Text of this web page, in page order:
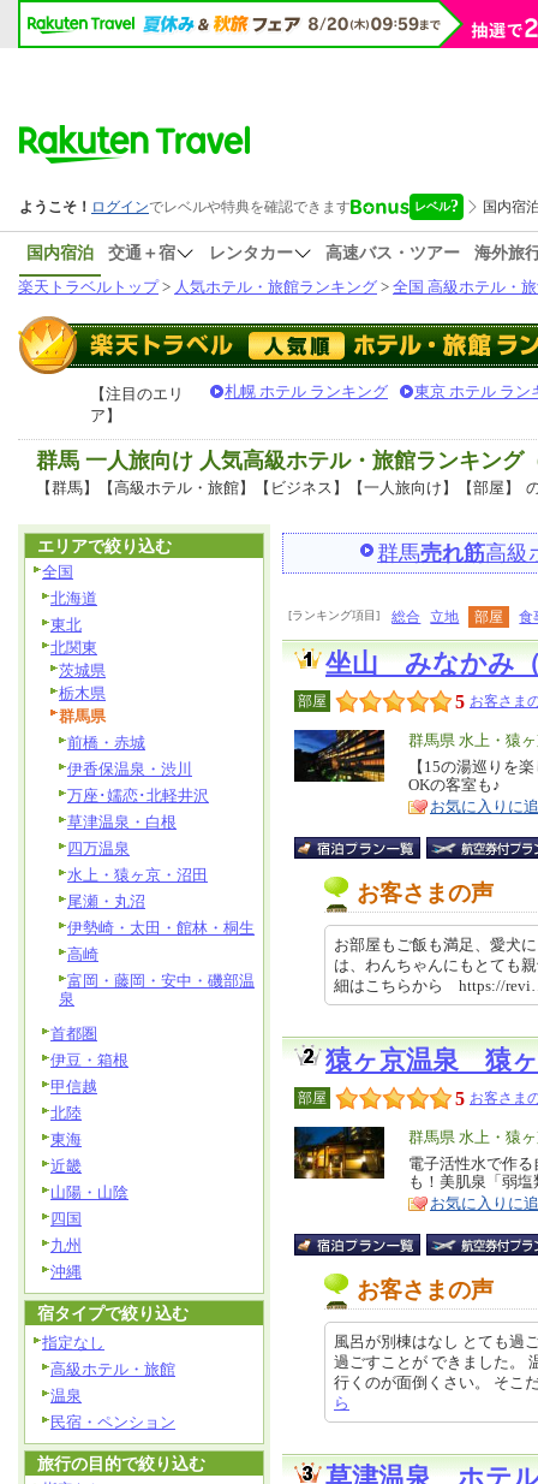
国内宿泊 交通＋宿 レンタカー 高速バス・ツアー
海外旅
楽天トラベルトップ> 人気ホテル・旅館ランキング > 全国 高級ホテル・
【注目のエリ
ア】
札幌 ホテル ランキング 東京 ホテル ラン
群馬 一人旅向け 人気高級ホテル・旅館ランキング
【群馬】【高級ホテル・旅館】【ビジネス】【一人旅向け】【部屋】
群馬売れ筋高級
[ランキング項目] 総合 立地 部屋 食
坐山 みなかみ
部屋 5 お客さま
エ
リ
ア
群馬県 水上・猿
特
徴
【15の湯巡りを
OKの客室も♪
お気に入りに
お客さまの声
お部屋もご飯も満足、愛犬
は、わんちゃんにもとても
細はこちらから https://
猿ヶ京温泉 猿
部屋 5 お客さま
エ
リ
ア
群馬県 水上・猿
特
徴
電子活性水で作
も！美肌泉「弱
お気に入りに
お客さまの声
風呂が別棟はなし とても過
過ごすことが できました。
行くのが面倒くさい。 そ
ら
草津温泉 ホテ
エリアで絞り込む
全国
北海道
東北
北関東
茨城県
栃木県
群馬県
前橋・赤城
伊香保温泉・渋川
万座･嬬恋･北軽井沢
草津温泉・白根
四万温泉
水上・猿ヶ京・沼田
尾瀬・丸沼
伊勢崎・太田・館林・桐生
高崎
富岡・藤岡・安中・磯部温
泉
首都圏
伊豆・箱根
甲信越
北陸
東海
近畿
山陽・山陰
四国
九州
沖縄
宿タイプで絞り込む
指定なし
高級ホテル・旅館
温泉
民宿・ペンション
旅行の目的で絞り込む